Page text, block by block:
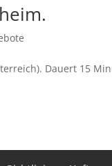
Dauert 15